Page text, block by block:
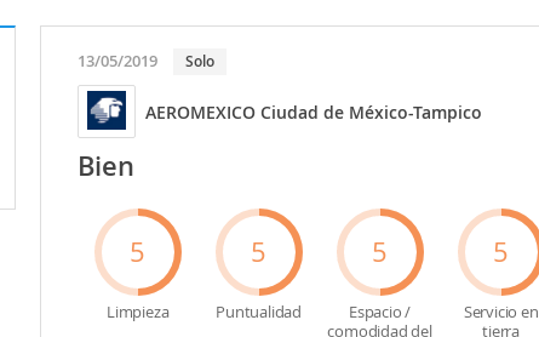
13/05/2019 Solo
AEROMEXICO Ciudad de México-Tampico
Bien
5
Limpieza
5
Puntualidad
5
Espacio /
comodidad del
5
Servicio en
tierra